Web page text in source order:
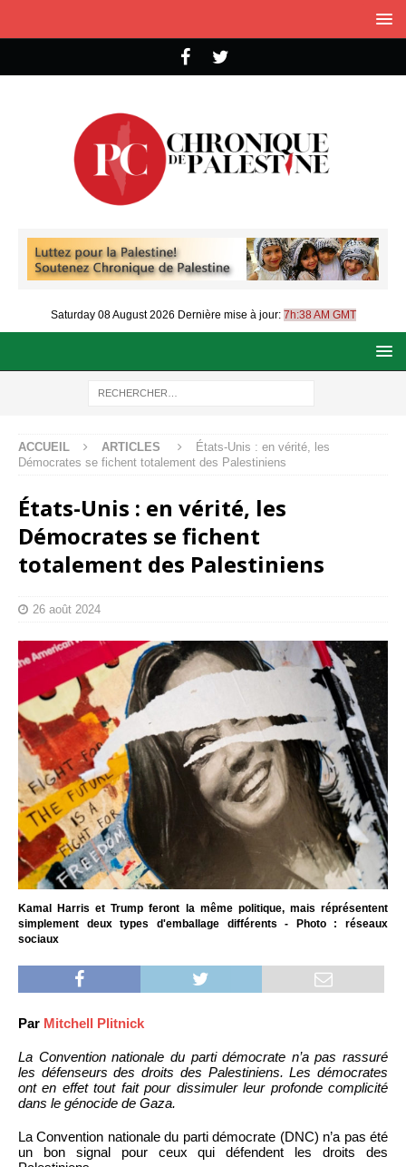
Saturday 08 August 2026 Dernière mise à jour: 7h:38 AM GMT
ACCUEIL ARTICLES
États-Unis : en vérité, les
Démocrates se fichent totalement des Palestiniens
États-Unis : en vérité, les
Démocrates se fichent
totalement des Palestiniens
26 août 2024
Kamal Harris et Trump feront la même politique, mais réprésentent
simplement deux types d'emballage différents - Photo : réseaux
sociaux
Par Mitchell Plitnick
La Convention nationale du parti démocrate n’a pas rassuré
les défenseurs des droits des Palestiniens. Les démocrates
ont en effet tout fait pour dissimuler leur profonde complicité
dans le génocide de Gaza.
La Convention nationale du parti démocrate (DNC) n’a pas été
un bon signal pour ceux qui défendent les droits des